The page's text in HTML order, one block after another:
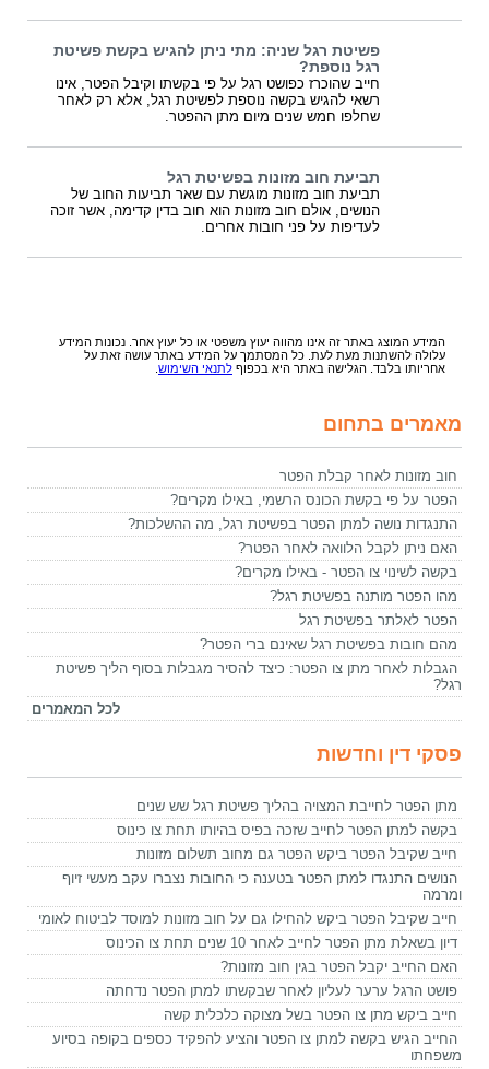
פשיטת רגל שניה: מתי ניתן להגיש בקשת פשיטת
רגל נוספת?
חייב שהוכרז כפושט רגל על פי בקשתו וקיבל הפטר, אינו
רשאי להגיש בקשה נוספת לפשיטת רגל, אלא רק לאחר
שחלפו חמש שנים מיום מתן ההפטר.
תביעת חוב מזונות בפשיטת רגל
תביעת חוב מזונות מוגשת עם שאר תביעות החוב של
הנושים, אולם חוב מזונות הוא חוב בדין קדימה, אשר זוכה
לעדיפות על פני חובות אחרים.
המידע המוצג באתר זה אינו מהווה יעוץ משפטי או כל יעוץ אחר. נכונות המידע
עלולה להשתנות מעת לעת. כל המסתמך על המידע באתר עושה זאת על
אחריותו בלבד. הגלישה באתר היא בכפוף לתנאי השימוש
מאמרים בתחום
חוב מזונות לאחר קבלת הפטר
הפטר על פי בקשת הכונס הרשמי, באילו מקרים?
התנגדות נושה למתן הפטר בפשיטת רגל, מה ההשלכות?
האם ניתן לקבל הלוואה לאחר הפטר?
בקשה לשינוי צו הפטר - באילו מקרים?
מהו הפטר מותנה בפשיטת רגל?
הפטר לאלתר בפשיטת רגל
מהם חובות בפשיטת רגל שאינם ברי הפטר?
הגבלות לאחר מתן צו הפטר: כיצד להסיר מגבלות בסוף הליך פשיטת
רגל?
לכל המאמרים
פסקי דין וחדשות
מתן הפטר לחייבת המצויה בהליך פשיטת רגל שש שנים
בקשה למתן הפטר לחייב שזכה בפיס בהיותו תחת צו כינוס
חייב שקיבל הפטר ביקש הפטר גם מחוב תשלום מזונות
הנושים התנגדו למתן הפטר בטענה כי החובות נצברו עקב מעשי זיוף
ומרמה
חייב שקיבל הפטר ביקש להחילו גם על חוב מזונות למוסד לביטוח לאומי
דיון בשאלת מתן הפטר לחייב לאחר 10 שנים תחת צו הכינוס
האם החייב יקבל הפטר בגין חוב מזונות?
פושט הרגל ערער לעליון לאחר שבקשתו למתן הפטר נדחתה
חייב ביקש מתן צו הפטר בשל מצוקה כלכלית קשה
החייב הגיש בקשה למתן צו הפטר והציע להפקיד כספים בקופה בסיוע
משפחתו